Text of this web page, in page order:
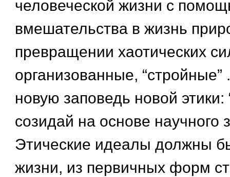
человеческой жизни с
вмешательства в жизнь
превращении хаотических
организованные,
новую заповедь новой
созидай на основе научного
Этические идеалы должны
жизни, из первичных форм